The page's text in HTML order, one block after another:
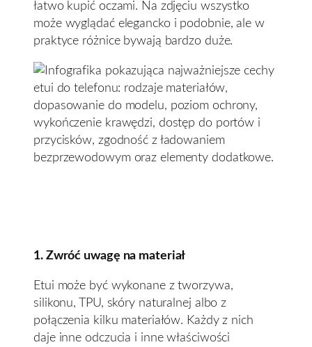
łatwo kupić oczami. Na zdjęciu wszystko
może wyglądać elegancko i podobnie, ale w
praktyce różnice bywają bardzo duże.
1. Zwróć uwagę na materiał
Etui może być wykonane z tworzywa,
silikonu, TPU, skóry naturalnej albo z
połączenia kilku materiałów. Każdy z nich
daje inne odczucia i inne właściwości